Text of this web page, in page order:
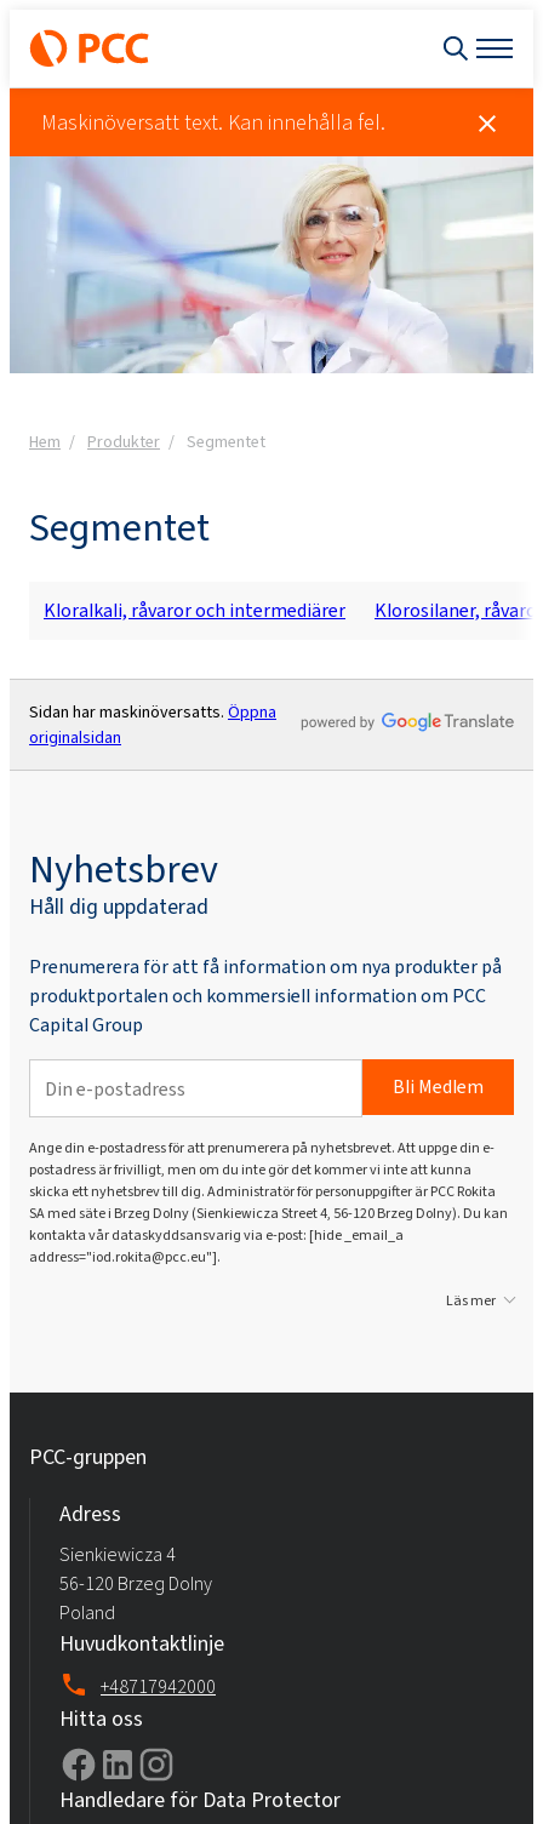
Maskinöversatt text. Kan innehålla fel.
Hem Produkter Segmentet
Segmentet
Kloralkali, råvaror och intermediärer Klorosilaner,
Sidan har maskinöversatts. Öppna
originalsidan
Nyhetsbrev
Håll dig uppdaterad
Prenumerera för att få information om nya produkter på
produktportalen och kommersiell information om PCC
Capital Group
Bli Medlem
Ange din e-postadress för att prenumerera på nyhetsbrevet. Att uppge din e-
postadress är frivilligt, men om du inte gör det kommer vi inte att kunna
skicka ett nyhetsbrev till dig. Administratör för personuppgifter är PCC Rokita
SA med säte i Brzeg Dolny (Sienkiewicza Street 4, 56-120 Brzeg Dolny). Du kan
kontakta vår dataskyddsansvarig via e-post: [hide _email_a
address="iod.rokita@pcc.eu"].
Läs mer
PCC-gruppen
Adress
Sienkiewicza 4
56-120 Brzeg Dolny
Poland
Huvudkontaktlinje
+48717942000
Hitta oss
Handledare för Data Protector